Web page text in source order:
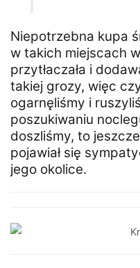
Niepotrzebna kupa
w takich miejscach
przytłaczała i
takiej grozy, więc
ogarnęliśmy i
poszukiwaniu
doszliśmy, to
pojawiał się
jego okolice.